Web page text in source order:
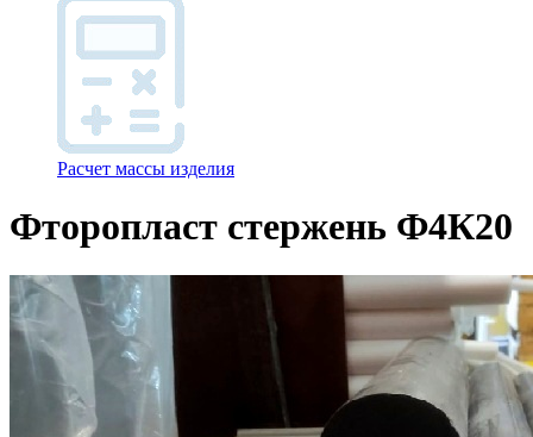
Расчет массы изделия
Фторопласт стержень Ф4К20